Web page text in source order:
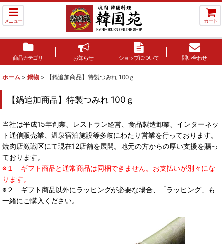
メニュー カート
商品カテゴリ お知らせ ショップについて 問い合わせ
ホーム > 鍋物 > 【鍋追加商品】特製つみれ 100ｇ
【鍋追加商品】特製つみれ 100ｇ
当社は平成15年創業、レストラン経営、食品製造卸業、インターネッ
ト通信販売業、温泉宿泊施設等多岐にわたり営業を行っております。
焼肉店激戦区にて現在12店舗を展開。地元の方からの厚い支援を賜っ
ております。
※１ ギフト商品と通常商品は同梱できません。お支払いが別々にな
ります。
※２ ギフト商品以外にラッピングが必要な場合、「ラッピング」も
一緒にご購入ください。